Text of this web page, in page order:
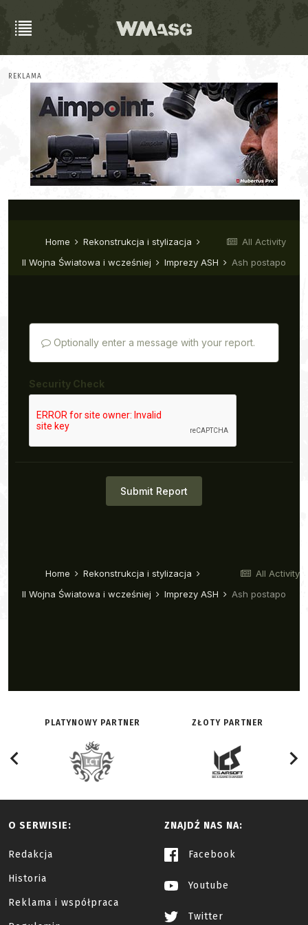
REKLAMA
PLATYNOWY PARTNER ZŁOTY PARTNER
O SERWISIE:
Redakcja
Historia
Reklama i współpraca
ZNAJDŹ NAS NA:
Facebook
Youtube
Twitter